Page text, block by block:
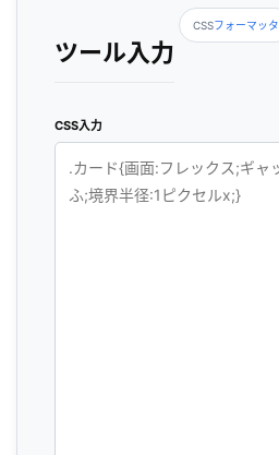
ツール入力
CSSフォーマッタ
CSS入力